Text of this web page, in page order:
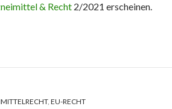
& Recht 2/2021 erscheinen.
, EU-RECHT